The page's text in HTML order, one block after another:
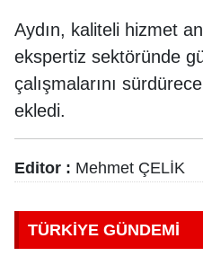
Aydın, kaliteli hizmet
ekspertiz sektöründe
çalışmalarını
ekledi.
Editor : Mehmet ÇELİK
TÜRKİYE GÜNDEMİ